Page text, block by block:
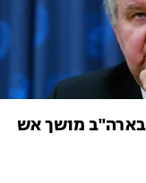
בארה"ב מושך אש